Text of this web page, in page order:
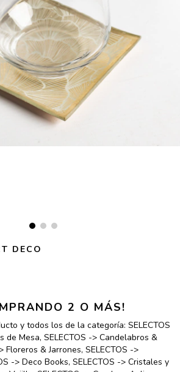
DECO
2 O MÁS!
y todos los de la categoría: SELECTOS
de Mesa, SELECTOS -> Candelabros &
Floreros & Jarrones, SELECTOS ->
-> Deco Books, SELECTOS -> Cristales y